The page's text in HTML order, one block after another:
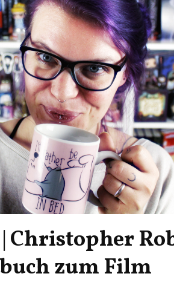
Christopher
zum Film